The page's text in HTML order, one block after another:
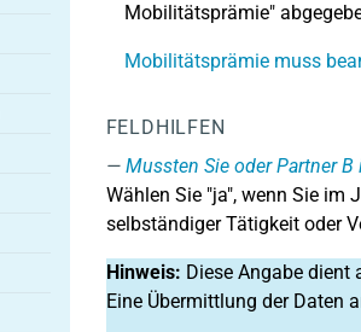
Mobilitätsprämie"
Mobilitätsprämie muss
FELDHILFEN
Mussten Sie oder Partner
Wählen Sie "ja", wenn Sie im
selbständiger Tätigkeit oder
Hinweis: Diese Angabe dient
Eine Übermittlung der Daten